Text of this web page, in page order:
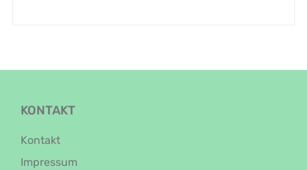
KONTAKT
Kontakt
Impressum